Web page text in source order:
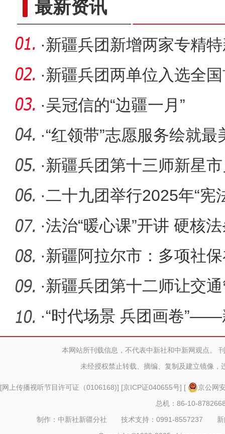
最新资讯
·新疆兵团新增两家专精特
·新疆兵团两单位入选全
试验示范
·吴冠信的“边疆一月”
·“红领带”志愿服务绘就最
·新疆兵团第十三师新星
奖补资金
·二十九团举行2025年“宪
关活动
·法治“暖心课”开讲 硬核
师筑
·新疆阿拉尔市：多项社
群众得实
·新疆兵团第十二师让交通
·“时代场景 兵团画卷
美术作
本网站所刊载信息，不代表中新社和中新网观点。
未经授权禁止转载、摘编、复制及建立镜像，
[网上传播视听节目许可证（0106168)] [京ICP证040655号] [
京公网
总机：86-10-
制作：中新社新疆分社 技术支持：0991-8557237